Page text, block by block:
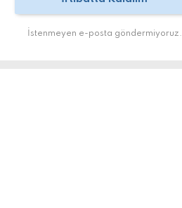
İstenmeyen e-posta göndermiyoruz.